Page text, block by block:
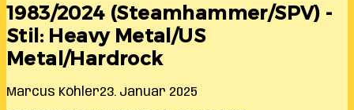
1983/2024 (Steamhammer/SPV) -
Stil: Heavy Metal/US
Metal/Hardrock
Marcus Köhler23. Januar 2025